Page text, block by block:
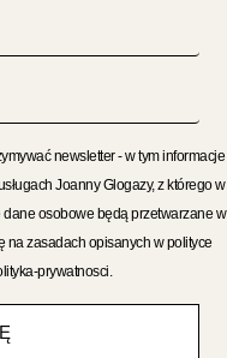
newsletter - w tym informacje
Joanny Glogazy, z którego w
osobowe będą przetwarzane
na zasadach opisanych w polityce
prywatnosci.